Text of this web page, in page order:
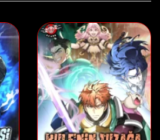
Bölüm 77 25/08/2024 👁 5
Bölüm 76 25/08/2024 👁 4